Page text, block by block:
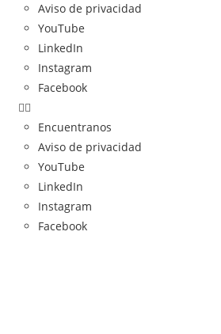
Aviso de privacidad
YouTube
LinkedIn
Instagram
Facebook
Encuentranos
Aviso de privacidad
YouTube
LinkedIn
Instagram
Facebook